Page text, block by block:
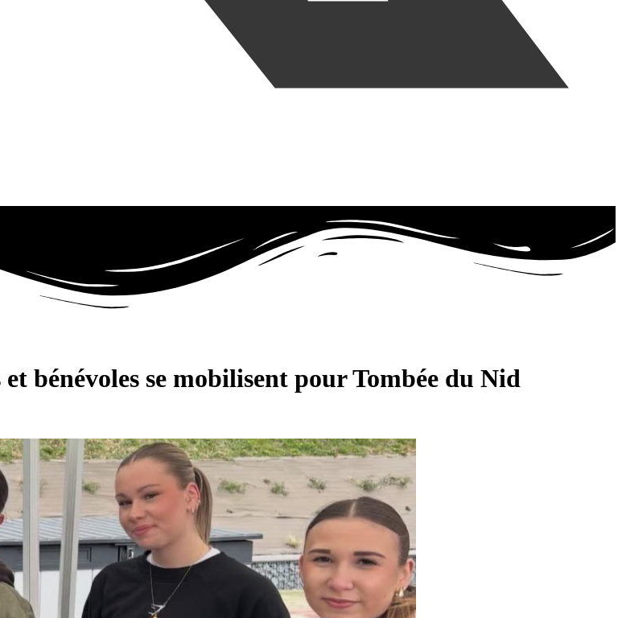
bénévoles se mobilisent pour Tombée du Nid